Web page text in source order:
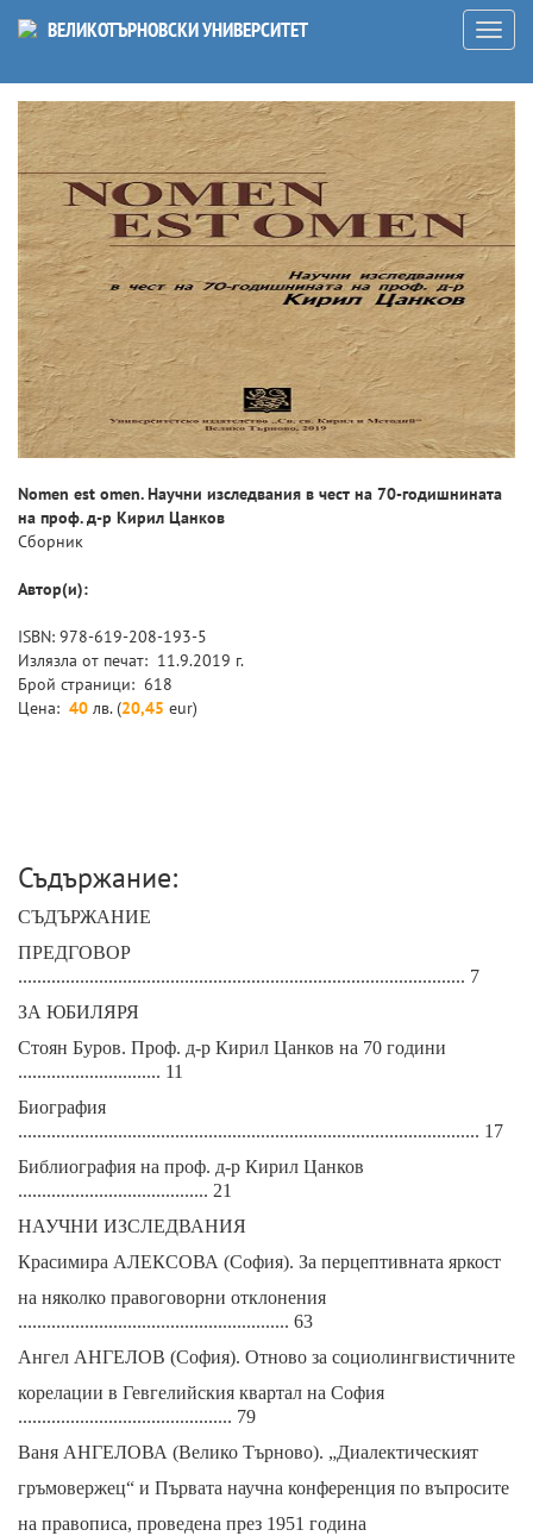
ВЕЛИКОТЪРНОВСКИ УНИВЕРСИТЕТ
на
меню
Nomen est omen. Научни изследвания в чест на 70-годишнината
на проф. д-р Кирил Цанков
Сборник
Автор(и):
ISBN: 978-619-208-193-5
Излязла от печат: 11.9.2019 г.
Брой страници: 618
Цена: 40 лв. (20,45 eur)
Съдържание:
СЪДЪРЖАНИЕ
ПРЕДГОВОР
.............................................................................................. 7
ЗА ЮБИЛЯРЯ
Стоян Буров. Проф. д-р Кирил Цанков на 70 години
.............................. 11
Биография
................................................................................................. 17
Библиография на проф. д-р Кирил Цанков
........................................ 21
НАУЧНИ ИЗСЛЕДВАНИЯ
Красимира АЛЕКСОВА (София). За перцептивната яркост
на няколко правоговорни отклонения
......................................................... 63
Ангел АНГЕЛОВ (София). Отново за социолингвистичните
корелации в Гевгелийския квартал на София
............................................. 79
Ваня АНГЕЛОВА (Велико Търново). „Диалектическият
гръмовержец“ и Първата научна конференция по въпросите
на правописа, проведена през 1951 година